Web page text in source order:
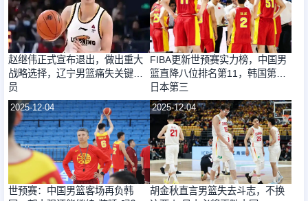
赵继伟正式宣布退出，做出重大
战略选择，辽宁男篮痛失关键球
员
FIBA更新世预赛实力榜，中国男
篮直降八位排名第11，韩国第二
日本第三
2025-12-04
世预赛：中国男篮客场再负韩
2025-12-04
胡金秋直言男篮失去斗志，不换